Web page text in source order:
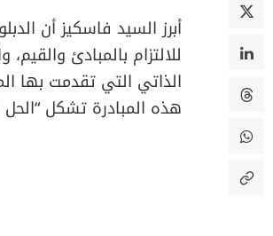
أبرز السيد فاسكيز أن
للالتزام بالمبادئ
الذاتي التي تقدمت بها
هذه المبادرة تشكل